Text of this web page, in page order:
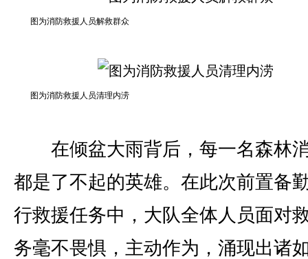
图为消防救援人员解救群众
图为消防救援人员清理内涝
在倾盆大雨背后，每一名森林
都是了不起的英雄。在此次前置备
行救援任务中，大队全体人员面对
务毫不畏惧，主动作为，涌现出诸